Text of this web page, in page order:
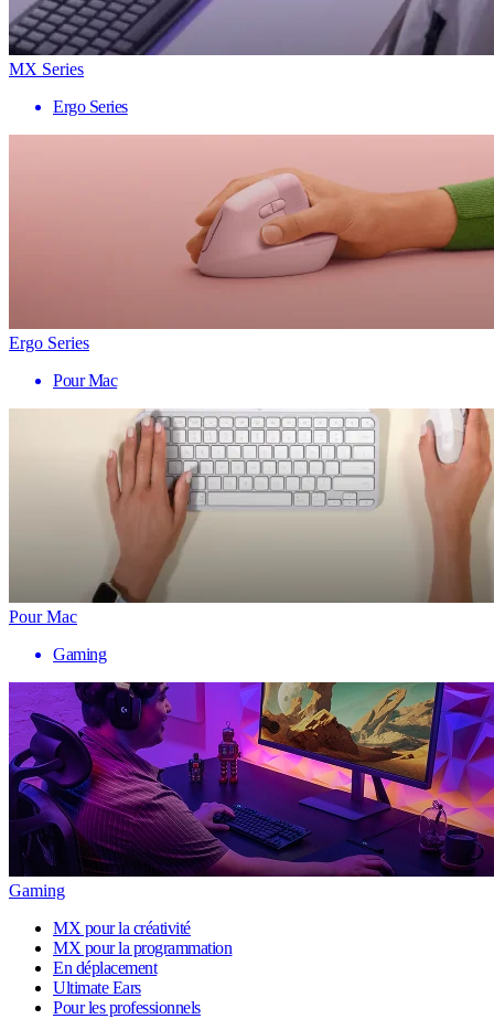
MX Series
Ergo Series
Ergo Series
Pour Mac
Pour Mac
Gaming
Gaming
MX pour la créativité
MX pour la programmation
En déplacement
Ultimate Ears
Pour les professionnels